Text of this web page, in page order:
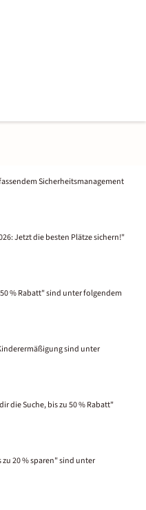
Sicherheitsmanagement
Jetzt die besten Plätze sichern!"
% Rabatt" sind unter folgendem
sind unter
die Suche, bis zu 50 % Rabatt"
20 % sparen" sind unter